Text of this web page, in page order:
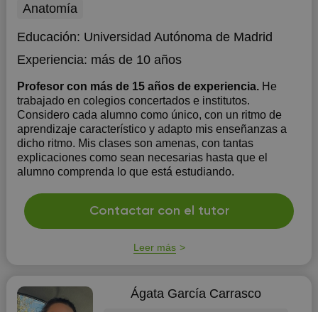
Anatomía
Educación: Universidad Autónoma de Madrid
Experiencia: más de 10 años
Profesor con más de 15 años de experiencia. He
trabajado en colegios concertados e institutos.
Considero cada alumno como único, con un ritmo de
aprendizaje característico y adapto mis enseñanzas a
dicho ritmo. Mis clases son amenas, con tantas
explicaciones como sean necesarias hasta que el
alumno comprenda lo que está estudiando.
Contactar con el tutor
Leer más
Ágata García Carrasco